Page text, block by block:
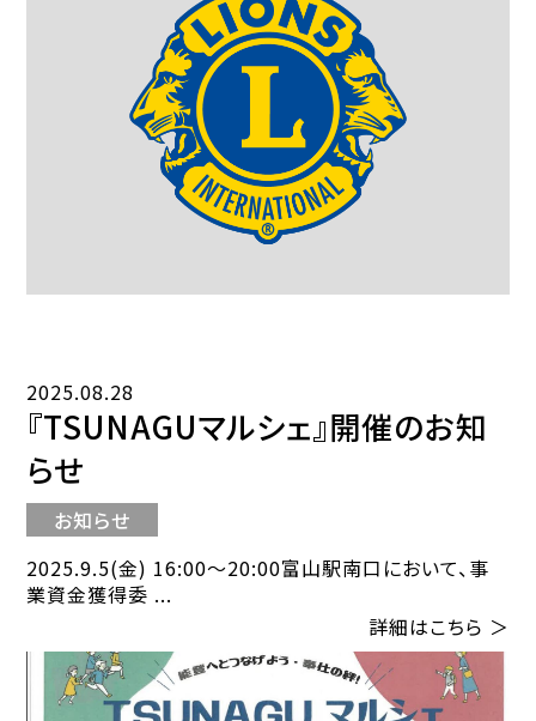
2025.08.28
『TSUNAGUマルシェ』開催のお知
らせ
お知らせ
2025.9.5(金) 16:00〜20:00富山駅南口において、事
業資金獲得委 ...
詳細はこちら ＞